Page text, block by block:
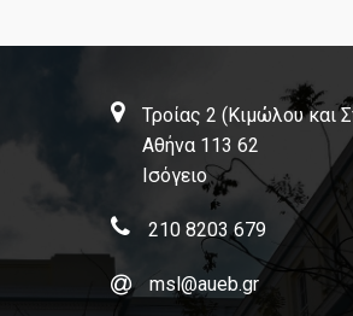
Τροίας 2 (Κιμώλου και
Αθήνα 113 62
Ισόγειο
210 8203 679
msl@aueb.gr